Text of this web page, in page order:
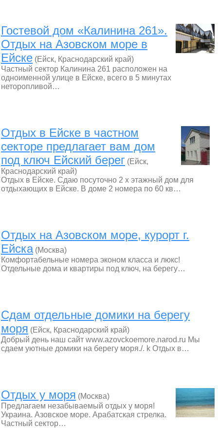
Гостевой дом «Калинина 261».
Отдых на Азовском море в
Ейске (Ейск, Краснодарский край)
Частный сектор Калинина 261 расположен на
одноименной улице в Ейске, всего в 5 минутах
неторопливой…
Отдых в Ейске в частном
секторе предлагает вам дом
под ключ Ейский берег (Ейск,
Краснодарский край)
Отдых в Ейске. Сдаю посуточно 2 х этажный дом для
отдыхающих в Ейске. В доме 2 номера по 60 кв…
Отдых на Азовском море, курорт г.
Ейска(Москва)
Комфортабельные номера эконом класса и люкс!
Отдельные дома и квартиры под ключ, на берегу…
Сдам отдельные домики на берегу
моря (Ейск, Краснодарский край)
Добрый день наш сайт www.azovckoemore.narod.ru Мы
сдаем уютные домики на берегу моря./. k Отдых в…
Отдых у моря (Москва)
Предлагаем незабываемый отдых у моря!
Украина. Азовское море. Арабатская стрелка.
Частный сектор…